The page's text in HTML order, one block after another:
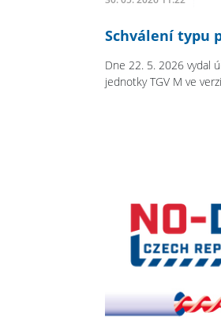
Schválení typu
Dne 22. 5. 2026 vydal
jednotky TGV M ve